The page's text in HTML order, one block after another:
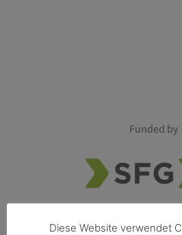
Funded by
Diese Website verwendet